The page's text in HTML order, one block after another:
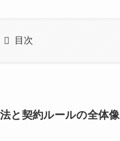
目次
と契約ルールの全体像